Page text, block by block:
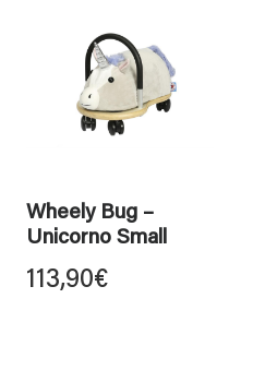
Wheely Bug –
Unicorno Small
113,90€